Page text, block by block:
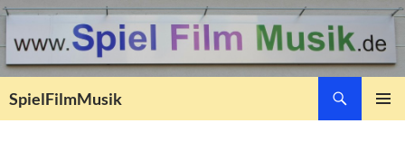
SpielFilmMusik